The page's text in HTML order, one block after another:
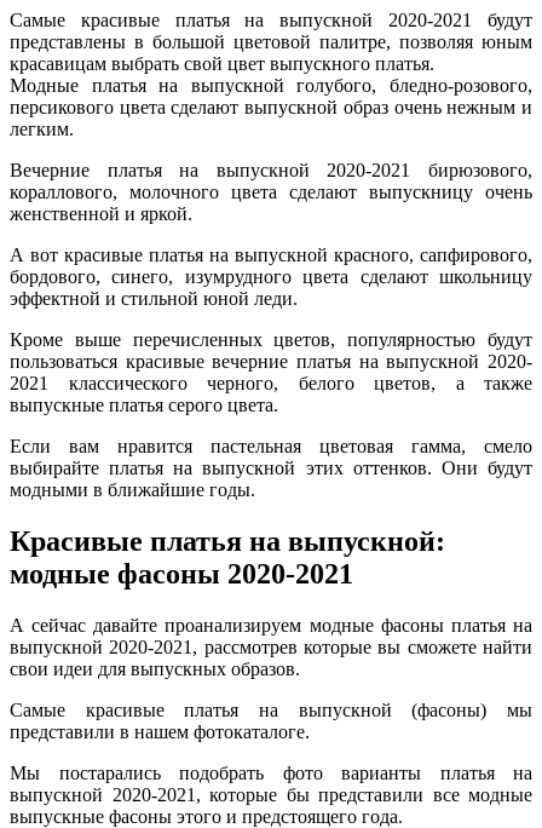
Самые красивые платья на выпускной 2020-2021 будут
представлены в большой цветовой палитре, позволяя юным
красавицам выбрать свой цвет выпускного платья.
Модные платья на выпускной голубого, бледно-розового,
персикового цвета сделают выпускной образ очень нежным и
легким.
Вечерние платья на выпускной 2020-2021 бирюзового,
кораллового, молочного цвета сделают выпускницу очень
женственной и яркой.
А вот красивые платья на выпускной красного, сапфирового,
бордового, синего, изумрудного цвета сделают школьницу
эффектной и стильной юной леди.
Кроме выше перечисленных цветов, популярностью будут
пользоваться красивые вечерние платья на выпускной 2020-
2021 классического черного, белого цветов, а также
выпускные платья серого цвета.
Если вам нравится пастельная цветовая гамма, смело
выбирайте платья на выпускной этих оттенков. Они будут
модными в ближайшие годы.
Красивые платья на выпускной:
модные фасоны 2020-2021
А сейчас давайте проанализируем модные фасоны платья на
выпускной 2020-2021, рассмотрев которые вы сможете найти
свои идеи для выпускных образов.
Самые красивые платья на выпускной (фасоны) мы
представили в нашем фотокаталоге.
Мы постарались подобрать фото варианты платья на
выпускной 2020-2021, которые бы представили все модные
выпускные фасоны этого и предстоящего года.